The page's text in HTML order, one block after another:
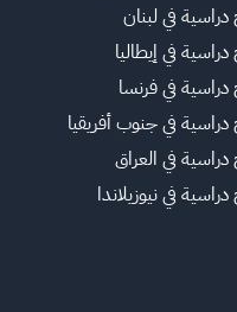
في لبنان
في إيطاليا
دراسية في فرنسا
دراسية في جنوب أفريقيا
في العراق
في نيوزيلاندا